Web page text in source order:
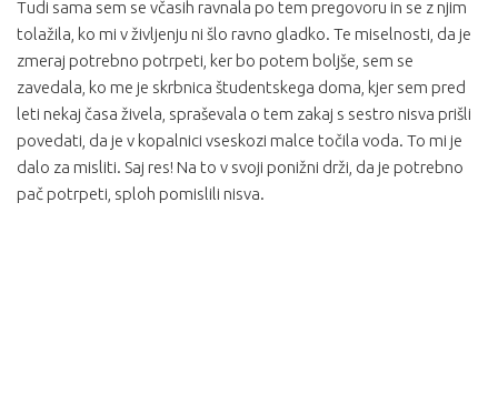
Tudi sama sem se včasih ravnala po tem pregovoru in se z njim
tolažila, ko mi v življenju ni šlo ravno gladko. Te miselnosti, da je
zmeraj potrebno potrpeti, ker bo potem boljše, sem se
zavedala, ko me je skrbnica študentskega doma, kjer sem pred
leti nekaj časa živela, spraševala o tem zakaj s sestro nisva prišli
povedati, da je v kopalnici vseskozi malce točila voda. To mi je
dalo za misliti. Saj res! Na to v svoji ponižni drži, da je potrebno
pač potrpeti, sploh pomislili nisva.